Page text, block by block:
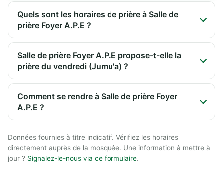
Quels sont les horaires de prière à Salle de
prière Foyer A.P.E ?
Salle de prière Foyer A.P.E propose-t-elle la
prière du vendredi (Jumu'a) ?
Comment se rendre à Salle de prière Foyer
A.P.E ?
Données fournies à titre indicatif. Vérifiez les horaires
directement auprès de la mosquée. Une information à mettre à
jour ? Signalez-le-nous via ce formulaire.